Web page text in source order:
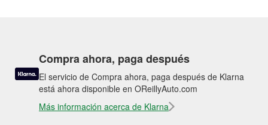
Compra ahora, paga después
El servicio de Compra ahora, paga después de Klarna
está ahora disponible en OReillyAuto.com
Más información acerca de Klarna